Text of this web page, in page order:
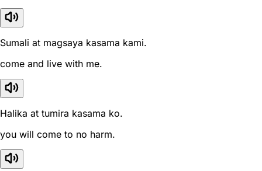
Sumali at magsaya kasama kami.
come and live with me.
Halika at tumira kasama ko.
you will come to no harm.